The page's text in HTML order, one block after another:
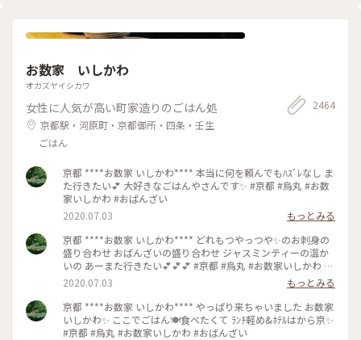
るのかな……？？ほうじ茶だけだと、あんな粉っぽくないと思
お数家 いしかわ
オカズヤイシカワ
女性に人気が高い町家造りのごはん処
京都駅・河原町・京都御所・四条・壬生
ごはん
2464
京都 ****お数家 いしかわ**** 本当に何を頼んでもﾊｽﾞﾚなし ま
た行きたい💕 大好きなごはんやさんです✨ #京都 #烏丸 #お数
家いしかわ #おばんざい
2020.07.03
もっとみる
京都 ****お数家 いしかわ**** どれもつやっつや✨のお刺身の
盛り合わせ おばんざいの盛り合わせ ジャスミンティーの温か
いの あーまた行きたい💕💕💕 #京都 #烏丸 #お数家いしかわ #
おばんざい #お刺身 #刺盛り #おばんざい盛り合わせ
2020.07.03
もっとみる
京都 ****お数家 いしかわ**** やっぱり来ちゃいました お数家
いしかわ✨ ここでごはん🍽️食べたくて ﾗﾝﾁ軽め&ﾎﾃﾙはから京✨
#京都 #烏丸 #お数家いしかわ #おばんざい